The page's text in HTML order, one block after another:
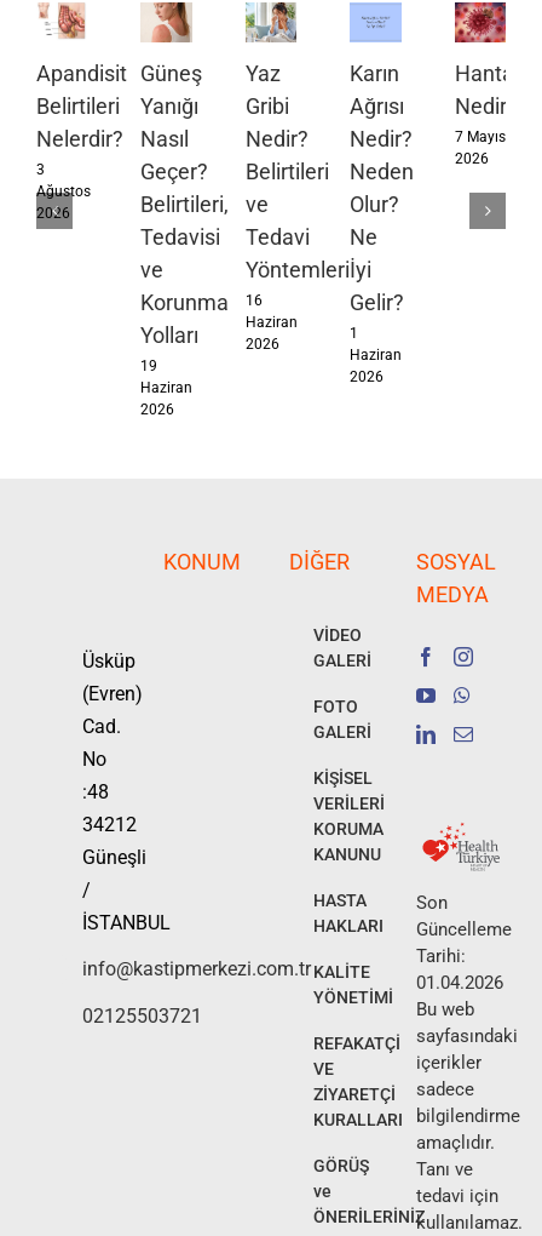
Apandisit
Belirtileri
Nelerdir?
3
Ağustos
2026
Güneş
Yanığı
Nasıl
Geçer?
Belirtileri,
Tedavisi
ve
Korunma
Yolları
19
Haziran
2026
Yaz
Gribi
Nedir?
Belirtileri
ve
Tedavi
Yöntemleri
16
Haziran
2026
Karın
Ağrısı
Nedir?
Neden
Olur?
Ne
İyi
Gelir?
1
Haziran
2026
Nedir?
7 Mayıs
2026
Üsküp
(Evren)
Cad.
No
:48
34212
Güneşli
/
İSTANBUL
info@kastipmerkezi.com.tr
02125503721
KONUM DIĞER
VİDEO
GALERİ
FOTO
GALERİ
KİŞİSEL
VERİLERİ
KORUMA
KANUNU
HASTA
HAKLARI
KALİTE
YÖNETİMİ
REFAKATÇİ
VE
ZİYARETÇİ
KURALLARI
GÖRÜŞ
ve
ÖNERİLERİNİZ
SOSYAL
MEDYA
Son
Güncelleme
Tarihi:
01.04.2026
Bu web
sayfasındaki
içerikler
sadece
bilgilendirme
amaçlıdır.
Tanı ve
tedavi için
kullanılamaz.